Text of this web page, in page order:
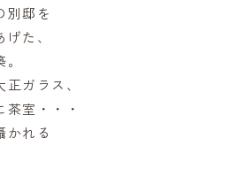
別邸を
た、
ガラス、
室・・・
かれる